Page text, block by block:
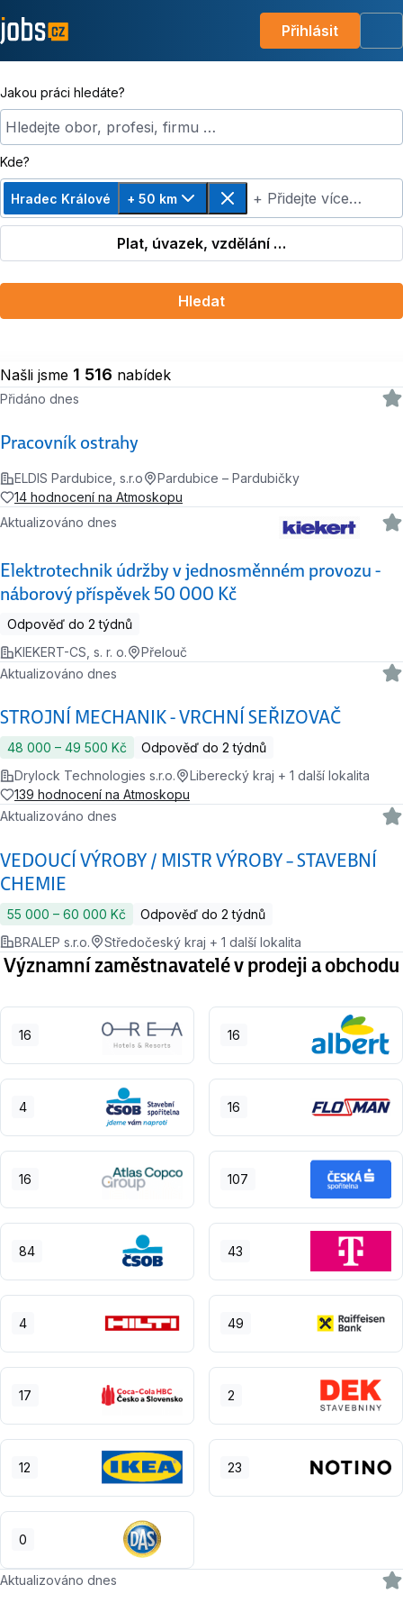
Přihlásit
Jakou práci hledáte?
Hledejte obor, profesi, firmu …
Kde?
Hradec Králové
Změnit vzdálenost, zvoleno + 50 km
+ 50 km
Odebrat+ Přidejte více…
Plat, úvazek, vzdělání …
Hledat
Našli jsme 1 516 nabídek
Pracovník ostrahy
Přidáno dnes
ELDIS Pardubice, s.r.o
Pardubice – Pardubičky
14 hodnocení na Atmoskopu
Elektrotechnik údržby v jednosměnném provozu -
náborový příspěvek 50 000 Kč
Aktualizováno dnes
Odpověď do 2 týdnů
KIEKERT-CS, s. r. o.
Přelouč
STROJNÍ MECHANIK - VRCHNÍ SEŘIZOVAČ
Aktualizováno dnes
48 000 ‍–‍ 49 500 Kč
Odpověď do 2 týdnů
Drylock Technologies s.r.o.
Liberecký kraj + 1 další lokalita
139 hodnocení na Atmoskopu
VEDOUCÍ VÝROBY / MISTR VÝROBY – STAVEBNÍ
CHEMIE
Aktualizováno dnes
55 000 ‍–‍ 60 000 Kč
Odpověď do 2 týdnů
BRALEP s.r.o.
Středočeský kraj + 1 další lokalita
Významní zaměstnavatelé v prodeji a obchodu
16 16
4 16
16 107
84 43
4 49
17 2
12 23
0
Aktualizováno dnes